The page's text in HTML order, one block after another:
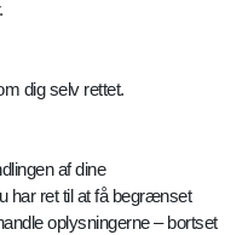
dig selv rettet.
af dine
har ret til at få begrænset
oplysningerne – bortset